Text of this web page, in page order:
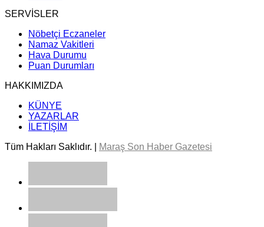
SERVİSLER
Nöbetçi Eczaneler
Namaz Vakitleri
Hava Durumu
Puan Durumları
HAKKIMIZDA
KÜNYE
YAZARLAR
İLETİŞİM
Tüm Hakları Saklıdır. |
Maraş Son Haber Gazetesi